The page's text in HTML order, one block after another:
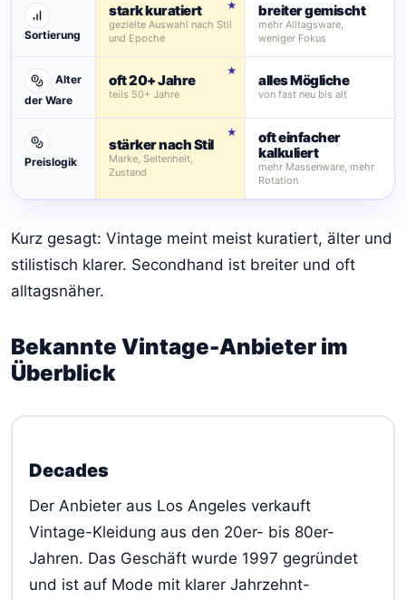
Sortierung
stark kuratiert
gezielte Auswahl nach Stil
und Epoche
breiter gemischt
mehr Alltagsware,
weniger Fokus
Alter
der Ware
oft 20+ Jahre
teils 50+ Jahre
alles Mögliche
von fast neu bis alt
Preislogik
stärker nach Stil
Marke, Seltenheit,
Zustand
oft einfacher
kalkuliert
mehr Massenware, mehr
Rotation
Kurz gesagt: Vintage meint meist kuratiert, älter und
stilistisch klarer. Secondhand ist breiter und oft
alltagsnäher.
Bekannte Vintage-Anbieter im
Überblick
Decades
Der Anbieter aus Los Angeles verkauft
Vintage-Kleidung aus den 20er- bis 80er-
Jahren. Das Geschäft wurde 1997 gegründet
und ist auf Mode mit klarer Jahrzehnt-